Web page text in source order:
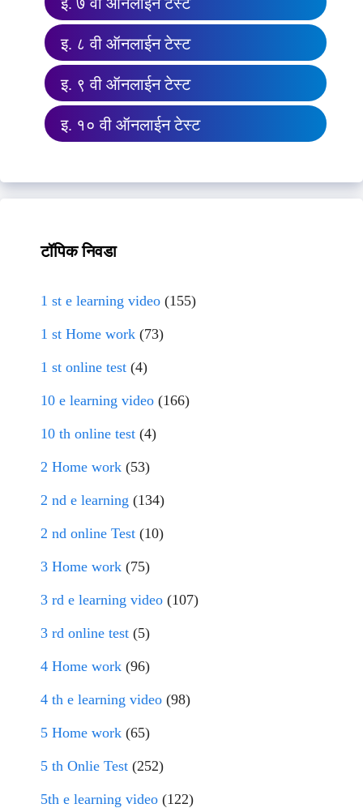
इ. ८ वी ऑनलाईन टेस्ट
इ. ९ वी ऑनलाईन टेस्ट
इ. १० वी ऑनलाईन टेस्ट
टॉपिक निवडा
1 st e learning video (155)
1 st Home work (73)
1 st online test (4)
10 e learning video (166)
10 th online test (4)
2 Home work (53)
2 nd e learning (134)
2 nd online Test (10)
3 Home work (75)
3 rd e learning video (107)
3 rd online test (5)
4 Home work (96)
4 th e learning video (98)
5 Home work (65)
5 th Onlie Test (252)
5th e learning video (122)